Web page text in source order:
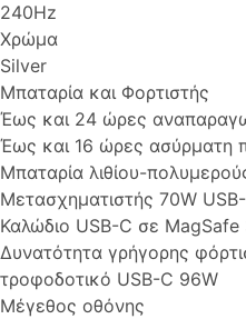
240Hz
Χρώμα
Silver
Μπαταρία και Φορτιστής
Έως και 24 ώρες
Έως και 16 ώρες ασύρματη
Μπαταρία λιθίου-
Μετασχηματιστής 70W
Καλώδιο USB-C σε MagSafe
Δυνατότητα γρήγορης
τροφοδοτικό USB-C 96W
Μέγεθος οθόνης